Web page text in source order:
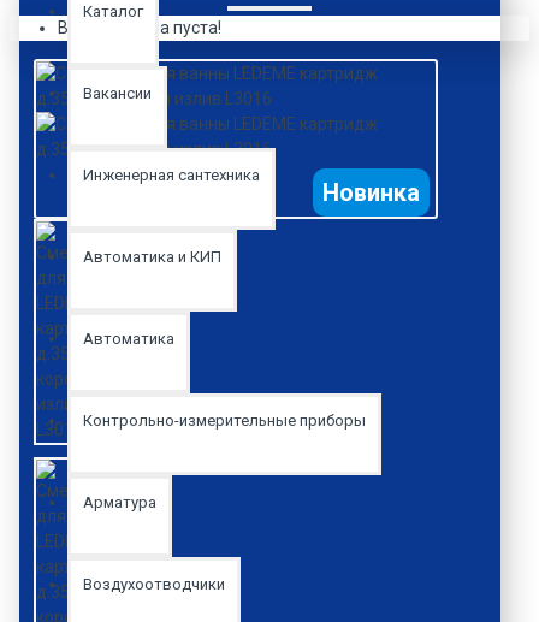
Каталог
Вакансии
Инженерная сантехника
Автоматика и КИП
Автоматика
Контрольно-измерительные приборы
Арматура
Воздухоотводчики
Ваша корзина пуста!
Новинка